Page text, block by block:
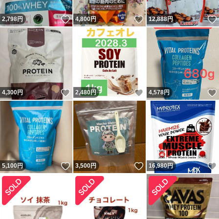
2,798円 いいね！
4,800円 いいね！
12,888円
4,300円 いいね！
2,480円 いいね！
4,578円
5,100円 いいね！
3,500円 いいね！
16,980円